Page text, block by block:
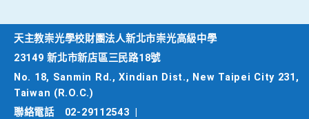
天主教崇光學校財團法人新北市崇光高級中學
23149 新北市新店區三民路18號
No. 18, Sanmin Rd., Xindian Dist., New Taipei City 231,
Taiwan (R.O.C.)
聯絡電話
02-29112543